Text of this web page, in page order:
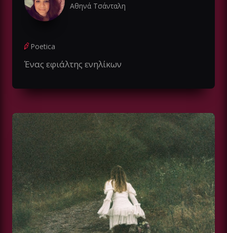
Αθηνά Τσάνταλη
Poetica
Ένας εφιάλτης ενηλίκων